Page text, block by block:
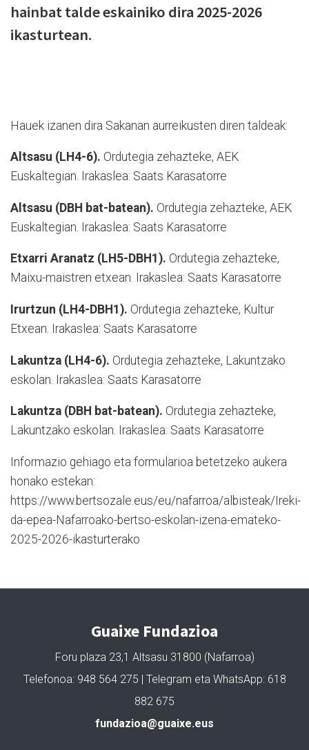
hainbat talde eskainiko dira 2025-2026
ikasturtean.
Hauek izanen dira Sakanan aurreikusten diren taldeak:
Altsasu (LH4-6). Ordutegia zehazteke, AEK
Euskaltegian. Irakaslea: Saats Karasatorre
Altsasu (DBH bat-batean). Ordutegia zehazteke, AEK
Euskaltegian. Irakaslea: Saats Karasatorre
Etxarri Aranatz (LH5-DBH1). Ordutegia zehazteke,
Maixu-maistren etxean. Irakaslea: Saats Karasatorre
Irurtzun (LH4-DBH1). Ordutegia zehazteke, Kultur
Etxean. Irakaslea: Saats Karasatorre
Lakuntza (LH4-6). Ordutegia zehazteke, Lakuntzako
eskolan. Irakaslea: Saats Karasatorre
Lakuntza (DBH bat-batean). Ordutegia zehazteke,
Lakuntzako eskolan. Irakaslea: Saats Karasatorre
Informazio gehiago eta formularioa betetzeko aukera
honako estekan:
https://www.bertsozale.eus/eu/nafarroa/albisteak/Ireki-
da-epea-Nafarroako-bertso-eskolan-izena-emateko-
2025-2026-ikasturterako
Guaixe Fundazioa
Foru plaza 23,1 Altsasu 31800 (Nafarroa)
Telefonoa: 948 564 275 | Telegram eta WhatsApp: 618
882 675
fundazioa@guaixe.eus